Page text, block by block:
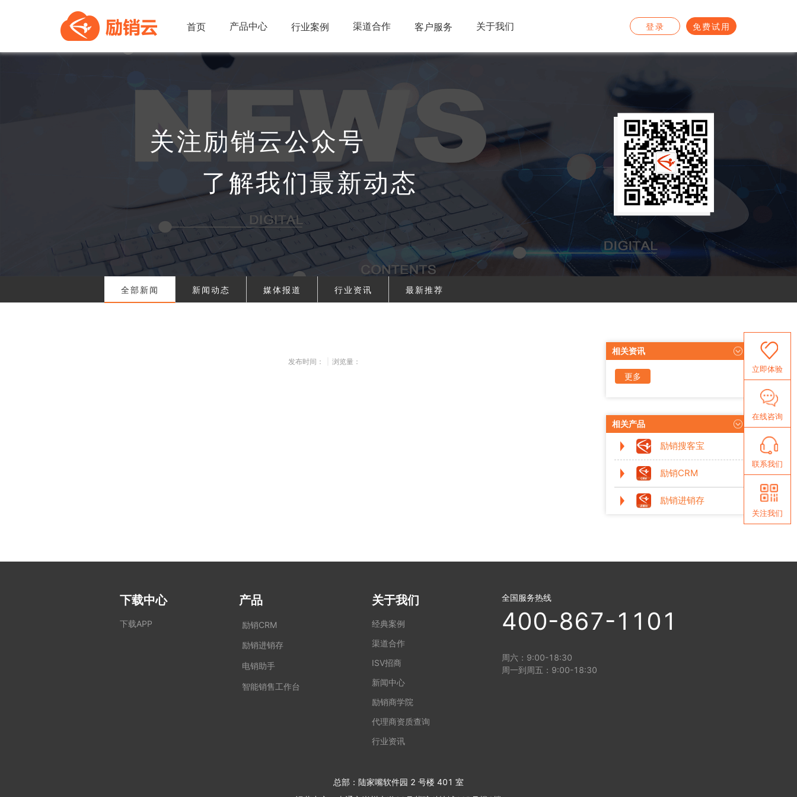
登录 免费试用
首页 产品中心 行业案例 渠道合作 客户服务 关于我们
关注励销云公众号
了解我们最新动态
全部新闻 新闻动态 媒体报道 行业资讯 最新推荐
发布时间： 浏览量：
相关资讯
更多
相关产品
励销搜客宝
励销CRM
励销进销存
下载中心
下载APP
产品
励销CRM
励销进销存
电销助手
智能销售工作台
关于我们
经典案例
渠道合作
ISV招商
新闻中心
励销商学院
代理商资质查询
行业资讯
全国服务热线
400-867-1101
周六：9:00-18:30
周一到周五：9:00-18:30
总部：陆家嘴软件园 2 号楼 401 室
立即体验
在线咨询
联系我们
关注我们